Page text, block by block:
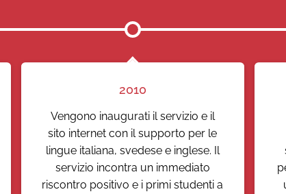
2010
Vengono inaugurati il servizio e il
sito internet con il supporto per le
lingue italiana, svedese e inglese. Il
servizio incontra un immediato
riscontro positivo e i primi studenti a